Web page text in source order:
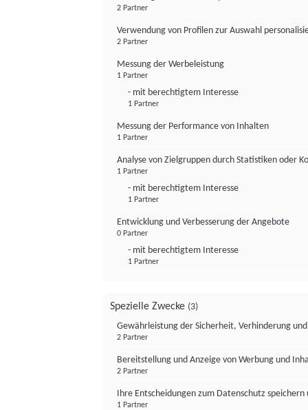
2 Partner
Verwendung von Profilen zur Auswahl
2 Partner
Messung der Werbeleistung
1 Partner
- mit berechtigtem Interesse
1 Partner
Messung der Performance von Inhalten
1 Partner
Analyse von Zielgruppen durch Statistiken oder
1 Partner
- mit berechtigtem Interesse
1 Partner
Entwicklung und Verbesserung der Angebote
0 Partner
- mit berechtigtem Interesse
1 Partner
Spezielle Zwecke (3)
Gewährleistung der Sicherheit, Verhinderung
2 Partner
Bereitstellung und Anzeige von Werbung und
2 Partner
Ihre Entscheidungen zum Datenschutz
1 Partner